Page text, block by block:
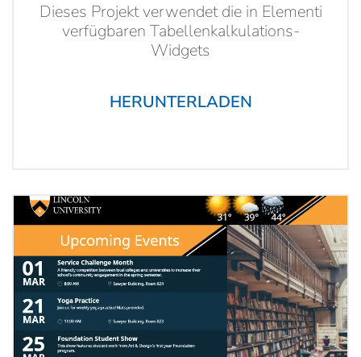
Dieses Projekt verwendet die in Elementi
verfügbaren Tabellenkalkulations-
Widgets
HERUNTERLADEN